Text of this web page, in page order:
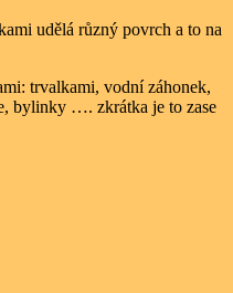
udělá různý povrch a to na
trvalkami, vodní záhonek,
bylinky …. zkrátka je to zase